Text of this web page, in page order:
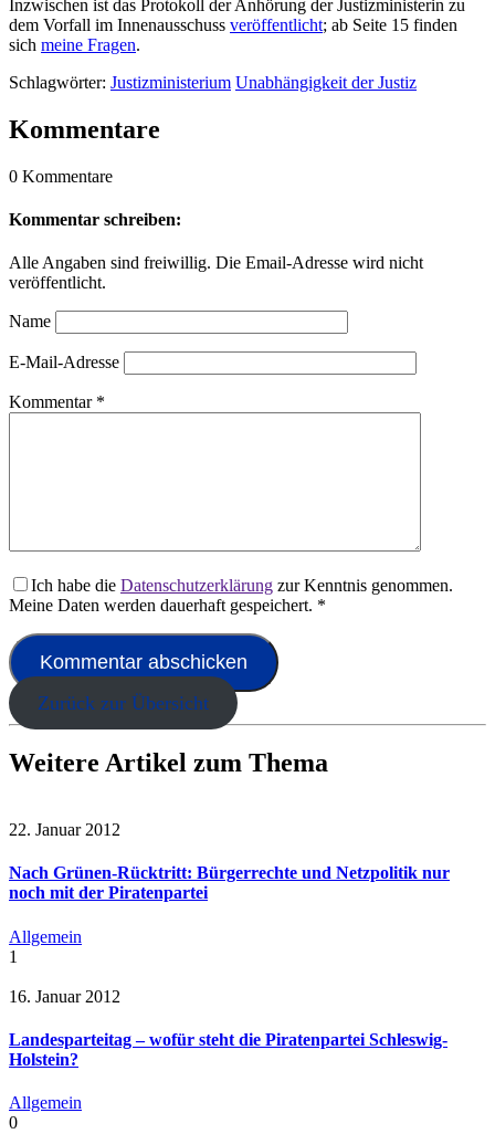
Inzwischen ist das Protokoll der Anhörung der Justizministerin zu
dem Vorfall im Innenausschuss veröffentlicht; ab Seite 15 finden
sich meine Fragen.
Schlagwörter: Justizministerium Unabhängigkeit der Justiz
Kommentare
0 Kommentare
Kommentar schreiben:
Alle Angaben sind freiwillig. Die Email-Adresse wird nicht
veröffentlicht.
Name
E-Mail-Adresse
Kommentar *
Ich habe die Datenschutzerklärung zur Kenntnis genommen.
Meine Daten werden dauerhaft gespeichert. *
Zurück zur Übersicht
Weitere Artikel zum Thema
22. Januar 2012
Nach Grünen-Rücktritt: Bürgerrechte und Netzpolitik nur
noch mit der Piratenpartei
Allgemein
1
16. Januar 2012
Landesparteitag – wofür steht die Piratenpartei Schleswig-
Holstein?
Allgemein
0